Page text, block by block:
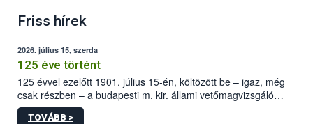
Friss hírek
2026. július 15, szerda
125 éve történt
125 évvel ezelőtt 1901. július 15-én, költözött be – igaz, még
csak részben – a budapesti m. kir. állami vetőmagvizsgáló
állomás a Kis Rókus utca 15. szám alatti, Czigler Győző által
TOVÁBB >